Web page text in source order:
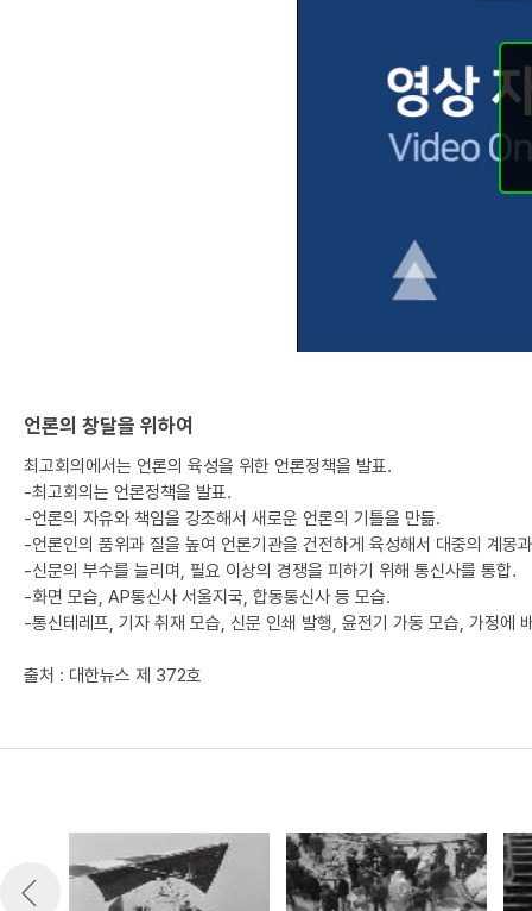
언론의 창달을 위하여
최고회의에서는 언론의 육성을 위한 언론정책을 발표.
-최고회의는 언론정책을 발표.
-언론의 자유와 책임을 강조해서 새로운 언론의 기틀을 만듦.
-언론인의 품위과 질을 높여 언론기관을 건전하게 육성해서 대중의 계몽
-신문의 부수를 늘리며, 필요 이상의 경쟁을 피하기 위해 통신사를 통합.
-화면 모습, AP통신사 서울지국, 합동통신사 등 모습.
-통신테레프, 기자 취재 모습, 신문 인쇄 발행, 윤전기 가동 모습, 가정에
출처 : 대한뉴스 제 372호